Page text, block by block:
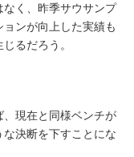
く、昨季サウサンプ
ンが向上した実績も
るだろう。
現在と同様ベンチが
決断を下すことにな